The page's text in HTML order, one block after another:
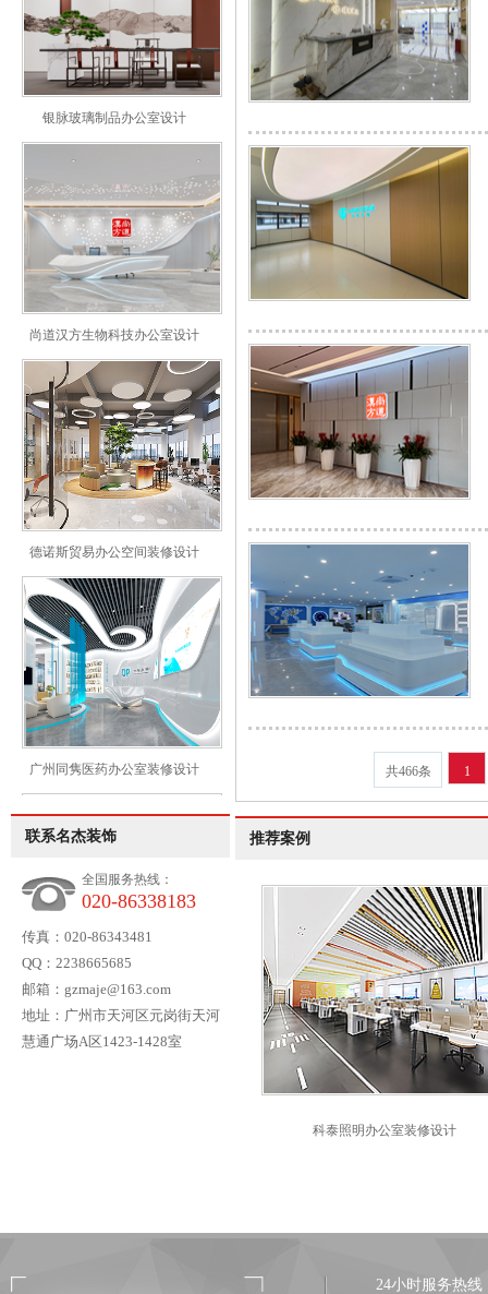
银脉玻璃制品办公室设计
尚道汉方生物科技办公室设计
德诺斯贸易办公空间装修设计
广州同隽医药办公室装修设计
广州简薇办公室装修设计
联系名杰装饰
全国服务热线：
020-86338183
传真：020-86343481
QQ：2238665685
邮箱：gzmaje@163.com
地址：广州市天河区元岗街天河
慧通广场A区1423-1428室
共466条 1
推荐案例
科泰照明办公室装修设计
24小时服务热线